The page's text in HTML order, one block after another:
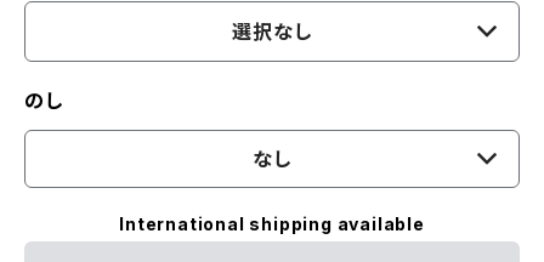
選択なし
のし
なし
International shipping available